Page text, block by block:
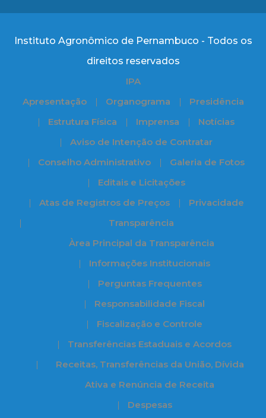
Instituto Agronômico de Pernambuco - Todos os
direitos reservados
IPA
Apresentação
Organograma
Presidência
Estrutura Física
Imprensa
Notícias
Aviso de Intenção de Contratar
Conselho Administrativo
Galeria de Fotos
Editais e Licitações
Atas de Registros de Preços
Privacidade
Transparência
Àrea Principal da Transparência
Informações Institucionais
Perguntas Frequentes
Responsabilidade Fiscal
Fiscalização e Controle
Transferências Estaduais e Acordos
Receitas, Transferências da União, Dívida
Ativa e Renúncia de Receita
Despesas